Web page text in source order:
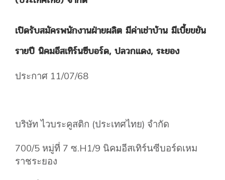
เปิดรับสมัครพนักงานฝ่ายผลิต มีค่าเช่าบ้าน มีเบี้ยขยัน
รายปี นิคมอีสเทิร์นซีบอร์ด, ปลวกแดง, ระยอง
ประกาศ 11/07/68
บริษัท ไวบระคูสติก (ประเทศไทย) จำกัด
700/5 หมู่ที่ 7 ซ.H1/9 นิคมอีสเทิร์นซีบอร์ดเหม
ราชระยอง